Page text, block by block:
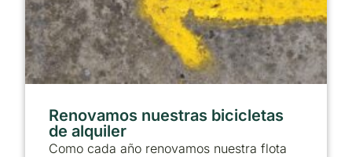
Renovamos nuestras bicicletas
de alquiler
Como cada año renovamos nuestra flota